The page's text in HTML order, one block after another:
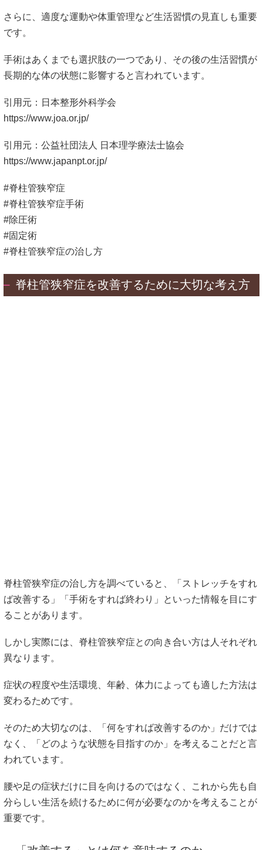
さらに、適度な運動や体重管理など生活習慣の見直しも重要
です。
手術はあくまでも選択肢の一つであり、その後の生活習慣が
長期的な体の状態に影響すると言われています。
引用元：日本整形外科学会
https://www.joa.or.jp/
引用元：公益社団法人 日本理学療法士協会
https://www.japanpt.or.jp/
#脊柱管狭窄症
#脊柱管狭窄症手術
#除圧術
#固定術
#脊柱管狭窄症の治し方
脊柱管狭窄症を改善するために大切な考え方
脊柱管狭窄症の治し方を調べていると、「ストレッチをすれ
ば改善する」「手術をすれば終わり」といった情報を目にす
ることがあります。
しかし実際には、脊柱管狭窄症との向き合い方は人それぞれ
異なります。
症状の程度や生活環境、年齢、体力によっても適した方法は
変わるためです。
そのため大切なのは、「何をすれば改善するのか」だけでは
なく、「どのような状態を目指すのか」を考えることだと言
われています。
腰や足の症状だけに目を向けるのではなく、これから先も自
分らしい生活を続けるために何が必要なのかを考えることが
重要です。